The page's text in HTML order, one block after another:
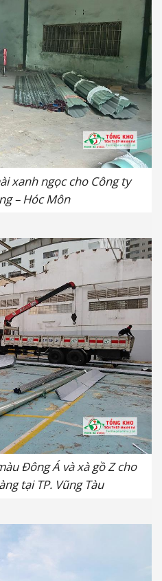
xanh ngọc cho Công ty
– Hóc Môn
Đông Á và xà gồ Z cho
tại TP. Vũng Tàu